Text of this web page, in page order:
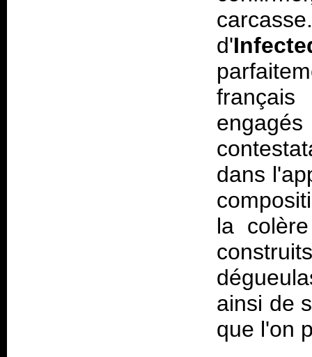
d'
dans
la
ainsi de
que l'on